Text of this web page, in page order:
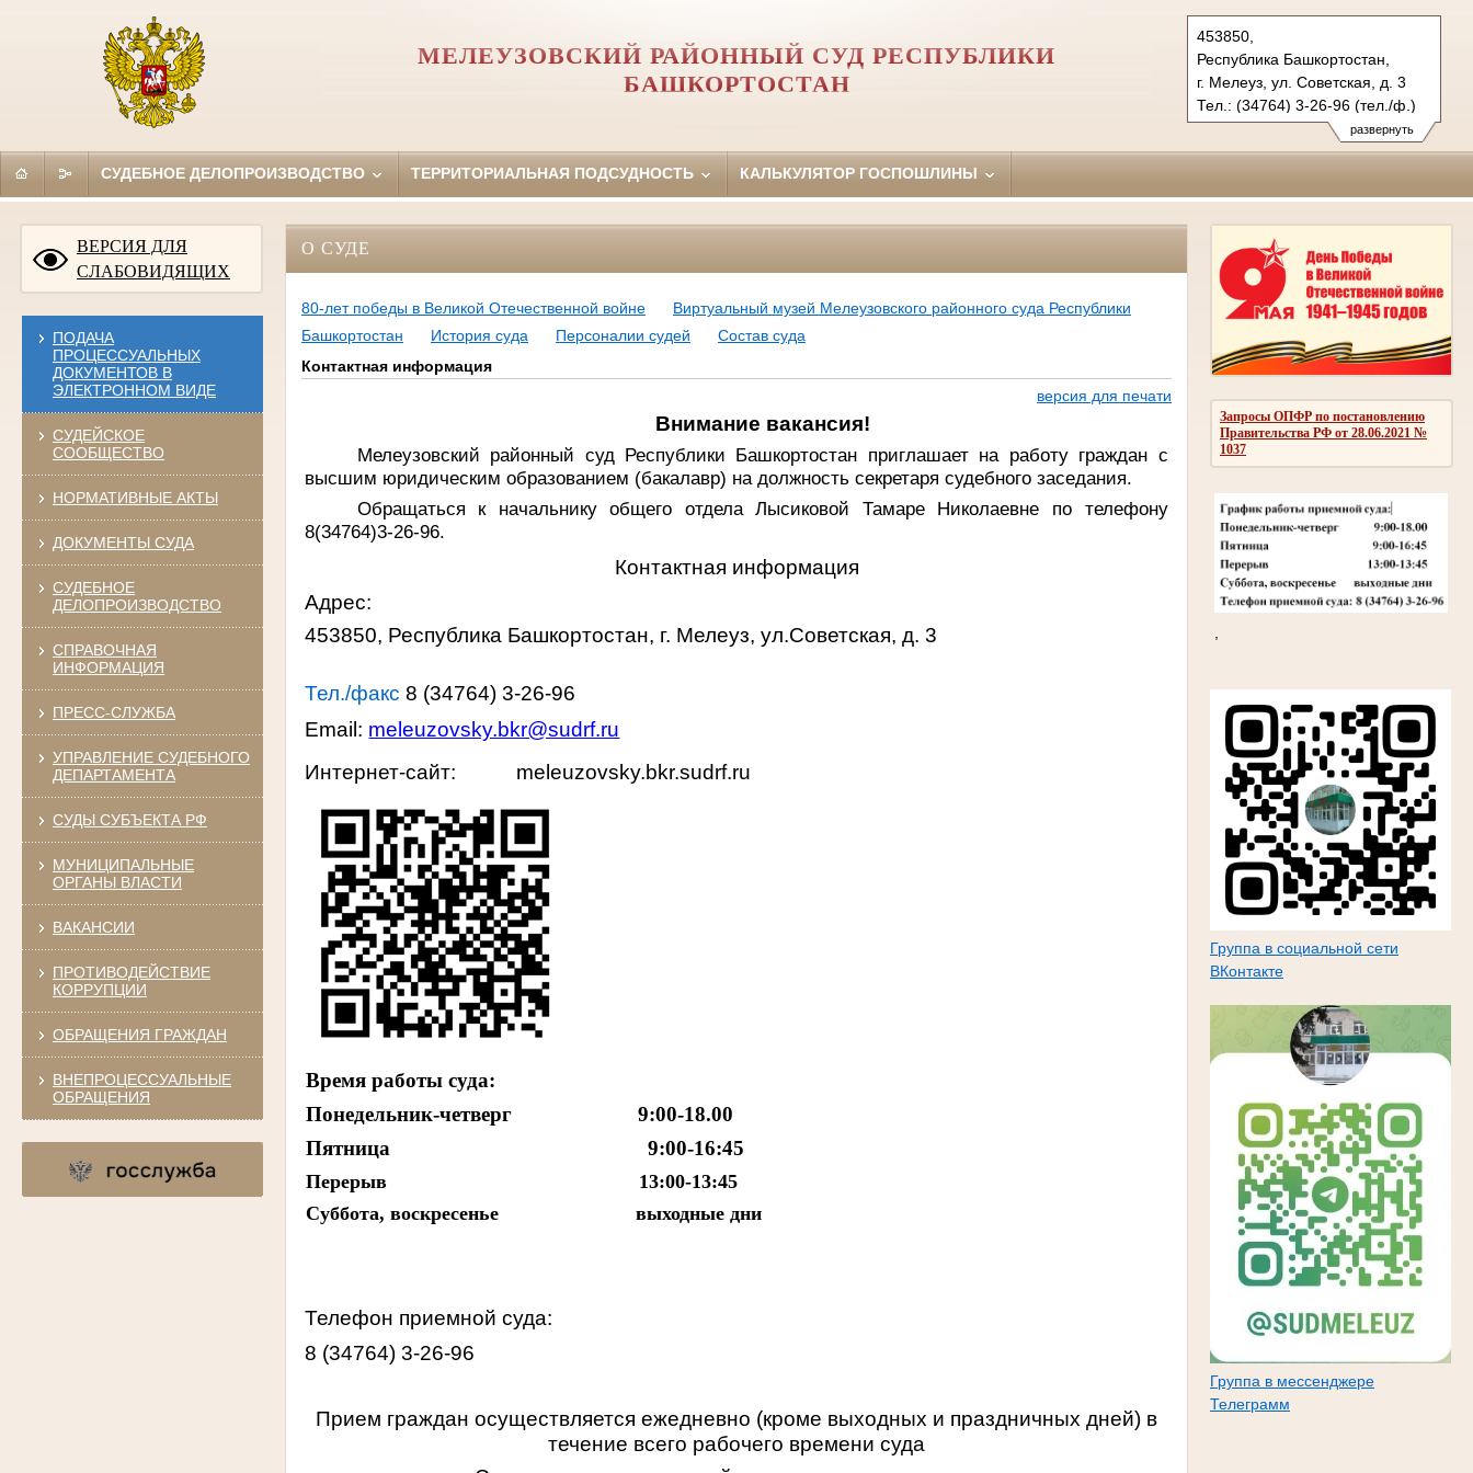
развернуть
453850,
Республика Башкортостан,
г. Мелеуз, ул. Советская, д. 3
Тел.: (34764) 3-26-96 (тел./ф.)
meleuzovsky.bkr@sudrf.ru
МЕЛЕУЗОВСКИЙ РАЙОННЫЙ СУД РЕСПУБЛИКИ
БАШКОРТОСТАН
СУДЕБНОЕ ДЕЛОПРОИЗВОДСТВО ТЕРРИТОРИАЛЬНАЯ ПОДСУДНОСТЬ КАЛЬКУЛЯТОР ГОСПОШЛИНЫ
ВЕРСИЯ ДЛЯ
СЛАБОВИДЯЩИХ
ПОДАЧА
ПРОЦЕССУАЛЬНЫХ
ДОКУМЕНТОВ В
ЭЛЕКТРОННОМ ВИДЕ
СУДЕЙСКОЕ
СООБЩЕСТВО
НОРМАТИВНЫЕ АКТЫ
ДОКУМЕНТЫ СУДА
СУДЕБНОЕ
ДЕЛОПРОИЗВОДСТВО
СПРАВОЧНАЯ
ИНФОРМАЦИЯ
ПРЕСС-СЛУЖБА
УПРАВЛЕНИЕ СУДЕБНОГО
ДЕПАРТАМЕНТА
СУДЫ СУБЪЕКТА РФ
МУНИЦИПАЛЬНЫЕ
ОРГАНЫ ВЛАСТИ
ВАКАНСИИ
ПРОТИВОДЕЙСТВИЕ
КОРРУПЦИИ
ОБРАЩЕНИЯ ГРАЖДАН
ВНЕПРОЦЕССУАЛЬНЫЕ
ОБРАЩЕНИЯ
Запросы ОПФР по постановлению
Правительства РФ от 28.06.2021 №
1037
Группа в социальной сети
ВКонтакте
Группа в мессенджере
Телеграмм
О СУДЕ
80-лет победы в Великой Отечественной войне
Виртуальный музей Мелеузовского районного суда Республики
Башкортостан
История суда Персоналии судей
Состав суда
Контактная информация
версия для печати
Внимание вакансия!
Мелеузовский районный суд Республики Башкортостан приглашает на работу граждан с
высшим юридическим образованием (бакалавр) на должность секретаря судебного заседания.
Обращаться к начальнику общего отдела Лысиковой Тамаре Николаевне по телефону
8(34764)3-26-96.
Контактная информация
Адрес:
453850, Республика Башкортостан, г. Мелеуз, ул.Советская, д. 3
Тел./факс 8 (34764) 3-26-96
Email: meleuzovsky.bkr@sudrf.ru
Интернет-сайт: meleuzovsky.bkr.sudrf.ru
Время работы суда:
Понедельник-четверг 9:00-18.00
Пятница 9:00-16:45
Перерыв 13:00-13:45
Суббота, воскресенье выходные дни
Телефон приемной суда:
8 (34764) 3-26-96
Прием граждан осуществляется ежедневно (кроме выходных и праздничных дней) в
течение всего рабочего времени суда